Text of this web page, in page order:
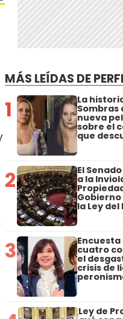
MÁS LEÍDAS DE
1 La
Sombras
nueva
sobre el
que
2 El
a la
la Ley
3 Encuesta
cuatro
el
crisis de
Ley de